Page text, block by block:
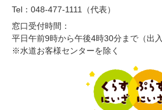
Tel：048-477-1111（代表）
窓口受付時間：
平日午前9時から午後4時30分まで（出入
※水道お客様センターを除く